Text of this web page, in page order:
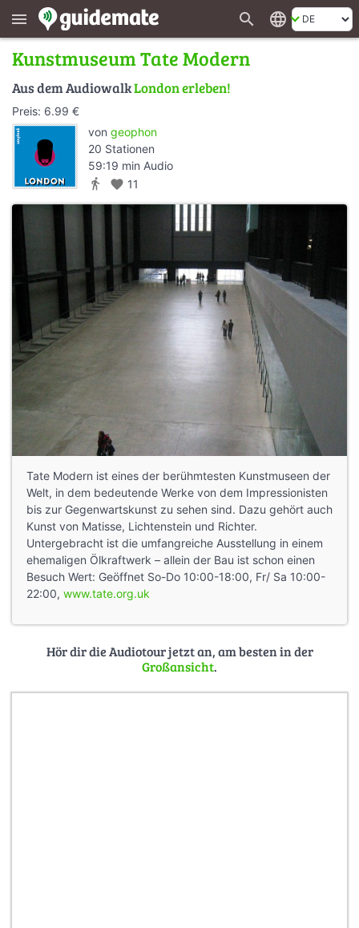
menu search language
Kunstmuseum Tate Modern
Aus dem AudiowalkLondon erleben!
Preis: 6.99 €
von geophon
20 Stationen
59:19 min Audio
directions_walk favorite 11
Tate Modern ist eines der berühmtesten Kunstmuseen der
Welt, in dem bedeutende Werke von dem Impressionisten
bis zur Gegenwartskunst zu sehen sind. Dazu gehört auch
Kunst von Matisse, Lichtenstein und Richter.
Untergebracht ist die umfangreiche Ausstellung in einem
ehemaligen Ölkraftwerk – allein der Bau ist schon einen
Besuch Wert: Geöffnet So-Do 10:00-18:00, Fr/ Sa 10:00-
22:00, www.tate.org.uk
Hör dir die Audiotour jetzt an, am besten in der
Großansicht.